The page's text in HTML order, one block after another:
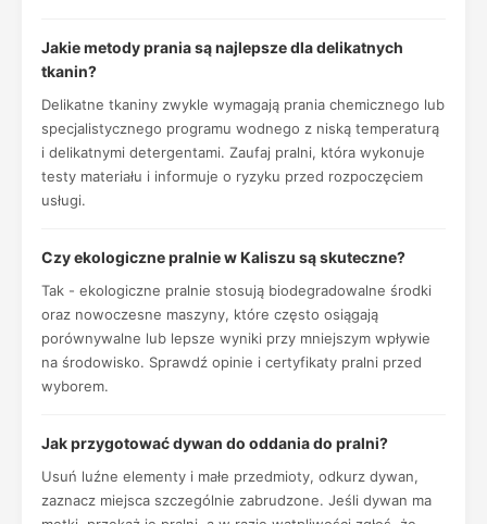
Jakie metody prania są najlepsze dla delikatnych
tkanin?
Delikatne tkaniny zwykle wymagają prania chemicznego lub
specjalistycznego programu wodnego z niską temperaturą
i delikatnymi detergentami. Zaufaj pralni, która wykonuje
testy materiału i informuje o ryzyku przed rozpoczęciem
usługi.
Czy ekologiczne pralnie w Kaliszu są skuteczne?
Tak - ekologiczne pralnie stosują biodegradowalne środki
oraz nowoczesne maszyny, które często osiągają
porównywalne lub lepsze wyniki przy mniejszym wpływie
na środowisko. Sprawdź opinie i certyfikaty pralni przed
wyborem.
Jak przygotować dywan do oddania do pralni?
Usuń luźne elementy i małe przedmioty, odkurz dywan,
zaznacz miejsca szczególnie zabrudzone. Jeśli dywan ma